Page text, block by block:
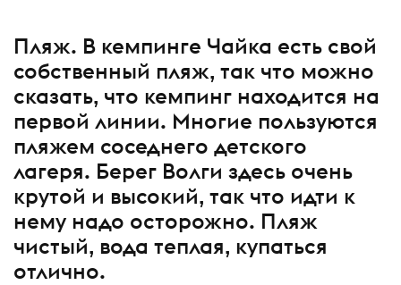
Пляж. В кемпинге Чайка есть свой
собственный пляж, так что можно
сказать, что кемпинг находится на
первой линии. Многие пользуются
пляжем соседнего детского
лагеря. Берег Волги здесь очень
крутой и высокий, так что идти к
нему надо осторожно. Пляж
чистый, вода теплая, купаться
отлично.